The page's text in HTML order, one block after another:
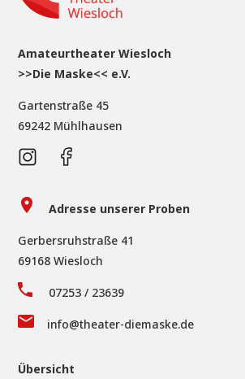
Amateurtheater Wiesloch
>>Die Maske<< e.V.
Gartenstraße 45
69242 Mühlhausen
Adresse unserer Proben
Gerbersruhstraße 41
69168 Wiesloch
07253 / 23639
info@theater-diemaske.de
Übersicht